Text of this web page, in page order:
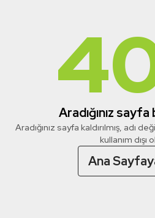
Aradığınız sayfa
Aradığınız sayfa kaldırılmış, adı
kullanım dışı
Ana